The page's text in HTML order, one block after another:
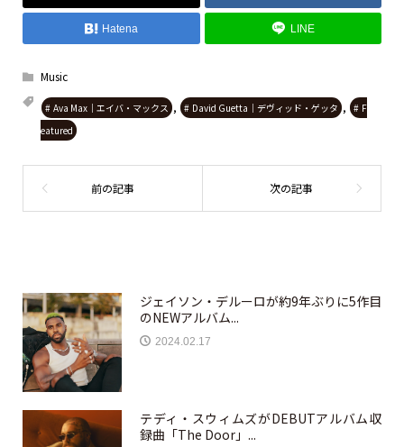
Hatena LINE
Music
Ava Max｜エイバ・マックス , David Guetta｜デヴィッド・ゲッタ ,
F
eatured
ジェイソン・デルーロが約9年ぶりに5作目
のNEWアルバム...
2024.02.17
テディ・スウィムズがDEBUTアルバム収
録曲「The Door」...